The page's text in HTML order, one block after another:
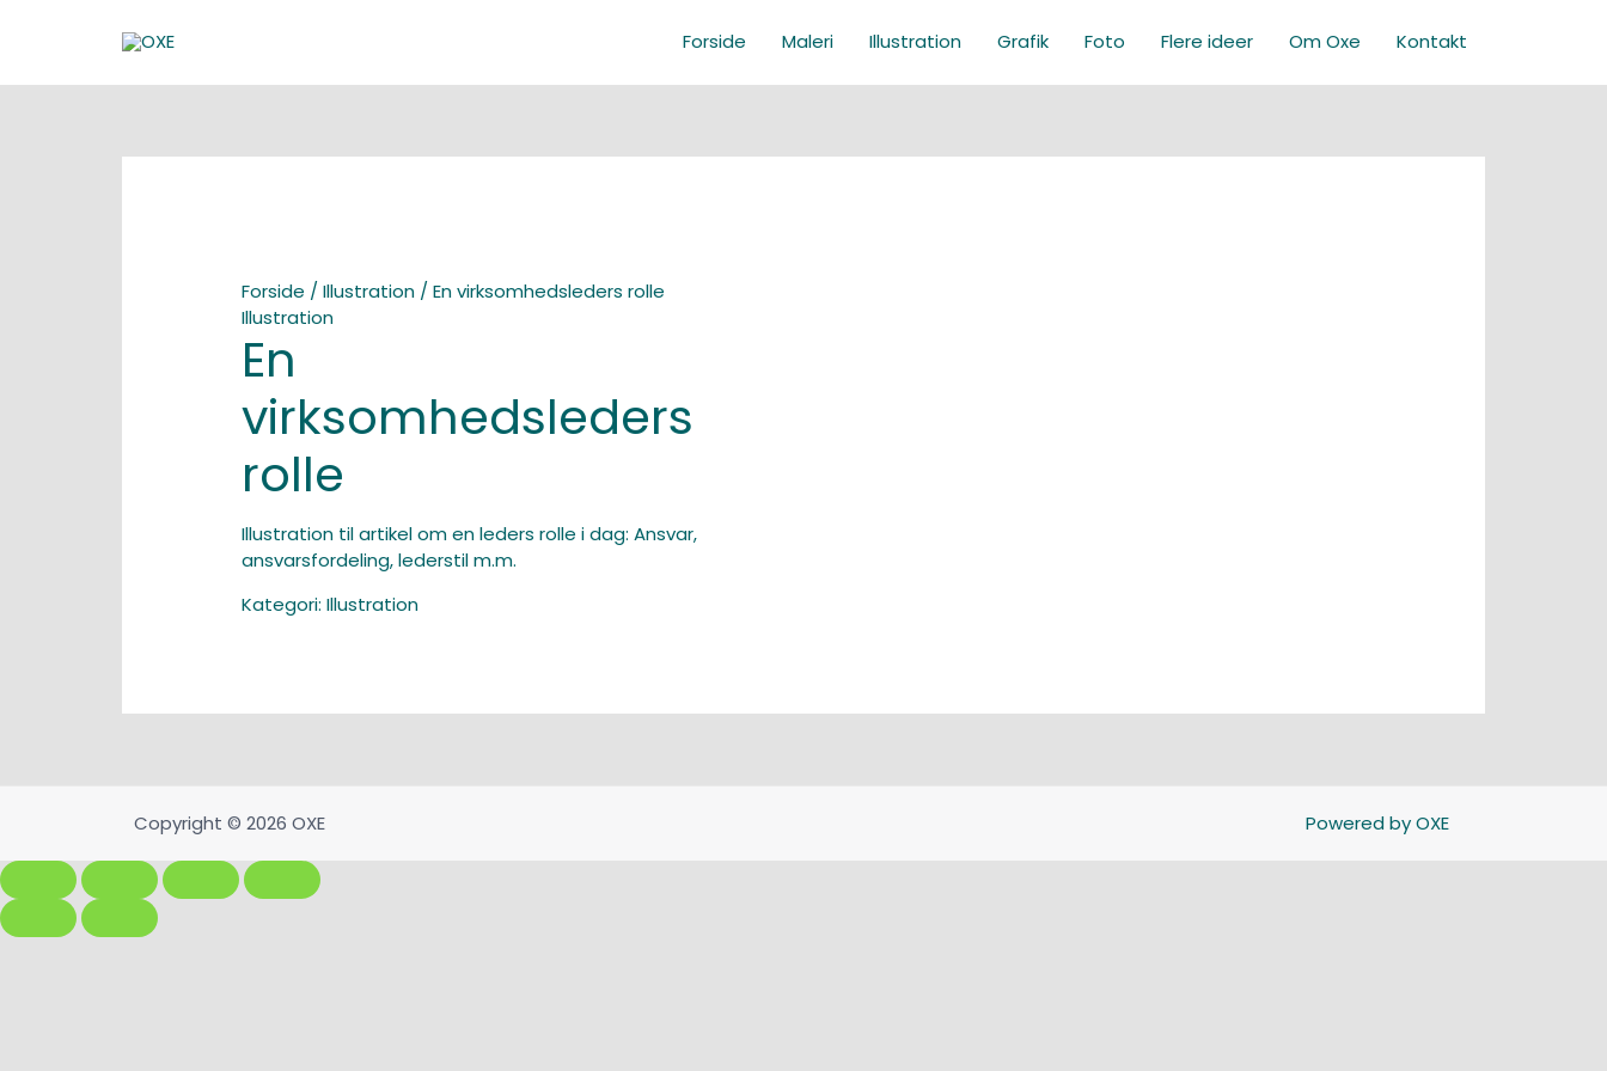
Forside Maleri Illustration Grafik Foto Flere ideer Om Oxe Kontakt
Forside /Illustration / En virksomhedsleders rolle
Illustration
En
virksomhedsleders
rolle
Illustration til artikel om en leders rolle i dag: Ansvar,
ansvarsfordeling, lederstil m.m.
Kategori:Illustration
Copyright © 2026 OXE Powered by OXE